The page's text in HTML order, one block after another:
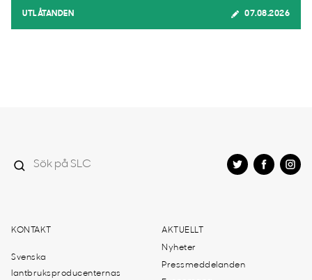
UTLÅTANDEN 07.08.2026
KONTAKT
Svenska
lantbruksproducenternas
AKTUELLT
Nyheter
Pressmeddelanden